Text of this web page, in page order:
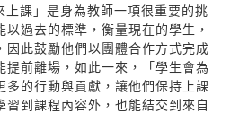
上課」是身為教師一項很重要的挑
過去的標準，衡量現在的學生，
因此鼓勵他們以團體合作方式完成
提前離場，如此一來，「學生會為
多的行動與貢獻，讓他們保持上課
習到課程內容外，也能結交到來自